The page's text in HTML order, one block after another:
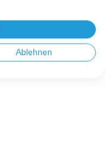
Ablehnen